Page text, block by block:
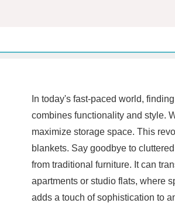
In today's fast-paced world,
combines functionality and style.
maximize storage space. This
blankets. Say goodbye to
from traditional furniture. It can
apartments or studio flats, where
adds a touch of sophistication to